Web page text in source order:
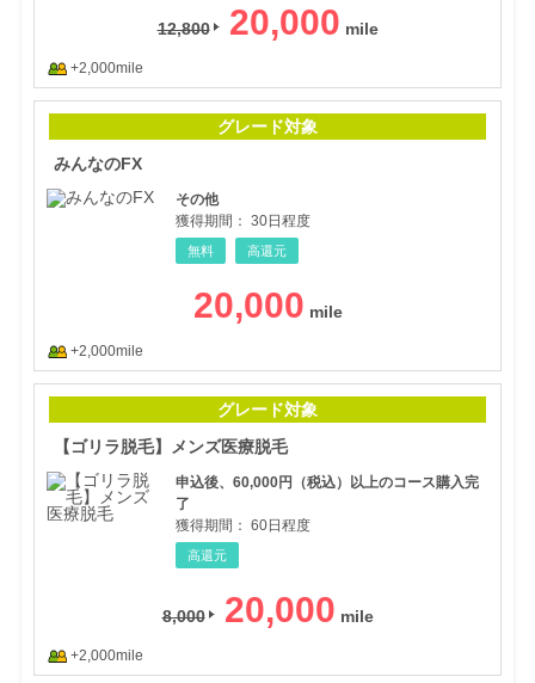
12,800 20,000
+2,000mile
グレード対象
みんなのFX
その他
獲得期間： 30日程度
無料 高還元
20,000
+2,000mile
グレード対象
【ゴリラ脱毛】メンズ医療脱毛
申込後、60,000円（税込）以上のコース購入完
了
獲得期間： 60日程度
高還元
8,000 20,000
+2,000mile